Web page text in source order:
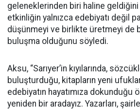
geleneklerinden biri haline
etkinliğin yalnızca edebiyatı değil
düşünmeyi ve birlikte üretmeyi de
buluşma olduğunu söyledi.
Aksu, “Sarıyer’in kıyılarında,
buluşturduğu, kitapların yeni
edebiyatın hayatımıza dokunduğu
yeniden bir aradayız. Yazarları,